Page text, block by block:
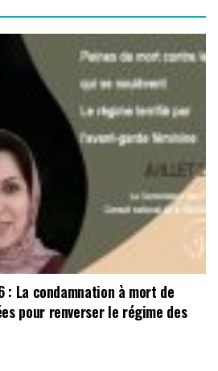
La condamnation à mort de
pour renverser le régime des